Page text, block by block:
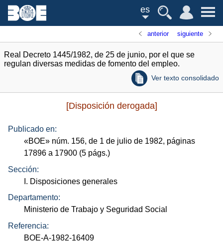
es
anterior siguiente
Real Decreto 1445/1982, de 25 de junio, por el que se
regulan diversas medidas de fomento del empleo.
Ver texto consolidado
[Disposición derogada]
Publicado en:
«BOE» núm. 156, de 1 de julio de 1982, páginas
17896 a 17900 (5 págs.)
Sección:
I. Disposiciones generales
Departamento:
Ministerio de Trabajo y Seguridad Social
Referencia:
BOE-A-1982-16409